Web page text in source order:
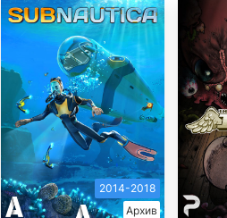
Архив
2014-2018